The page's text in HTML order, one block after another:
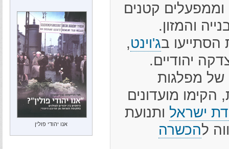
קטנים
והמזון.
הסתייעו בג'וינט,
יהודיים.
של מפלגות
הקימו מועדונים
ישראל ותנועת
להכשרה אנו יהודי פולין